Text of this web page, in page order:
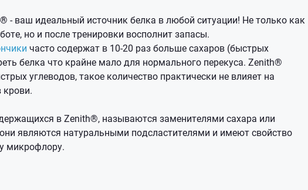
- ваш идеальный источник белка в любой ситуации! Не только как
но и после тренировки восполнит запасы.
часто содержат в 10-20 раз больше сахаров (быстрых
белка что крайне мало для нормального перекуса. Zenith®
углеводов, такое количество практически не влияет на
крови.
в Zenith®, называются заменителями сахара или
являются натуральными подсластителями и имеют свойство
микрофлору.